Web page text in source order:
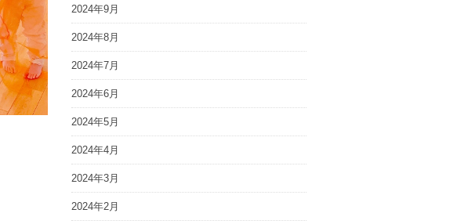
2024年9月
2024年8月
2024年7月
2024年6月
2024年5月
2024年4月
2024年3月
2024年2月